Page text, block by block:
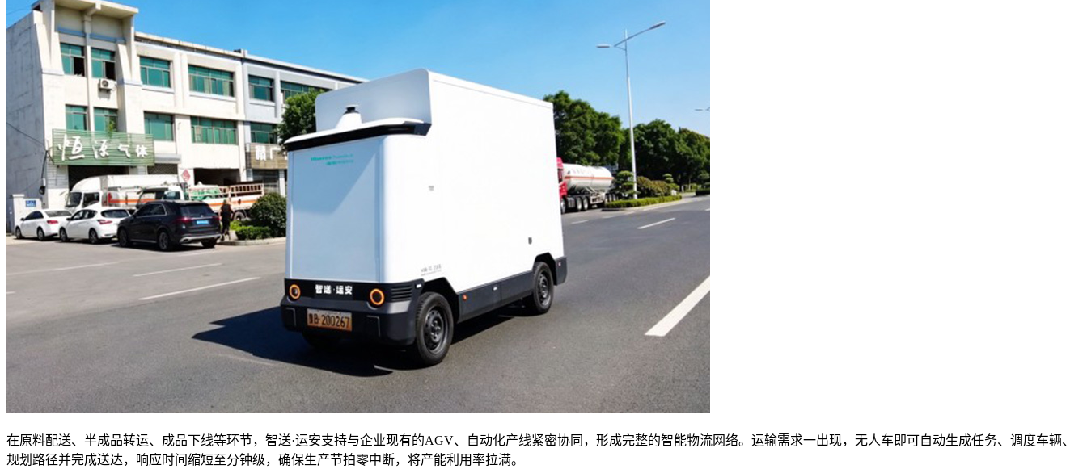
在原料配送、半成品转运、成品下线等环节，智送·运安支持与企业现有的AGV、自动化产线紧密协同，形成完整的智能物流网络。运输需求一出现，无人车即可自动生成任务、调度车辆、
规划路径并完成送达，响应时间缩短至分钟级，确保生产节拍零中断，将产能利用率拉满。